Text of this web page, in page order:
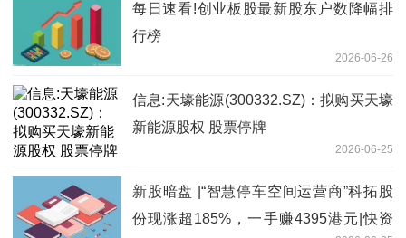
每日速看!创业板股最新股东户数降幅排
行榜
2026-06-26
信息:天壕能源(300332.SZ)：拟购买天壕
新能源股权 股票停牌
2026-06-25
新股暗盘 |“智慧停车空间运营商”科拓股
份现涨超185%，一手赚4395港元|快资